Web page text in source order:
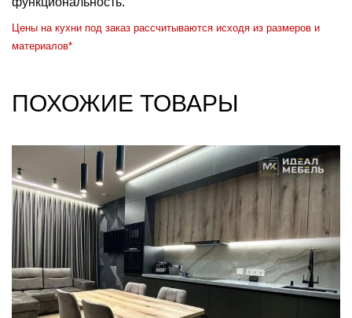
Цены на кухни под заказ рассчитываются исходя из размеров и
материалов*
ПОХОЖИЕ ТОВАРЫ